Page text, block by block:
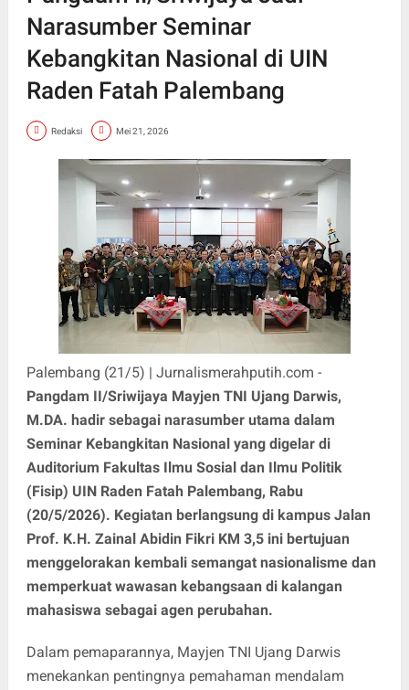
Narasumber Seminar
Kebangkitan Nasional di UIN
Raden Fatah Palembang
Redaksi Mei 21, 2026
Palembang (21/5) | Jurnalismerahputih.com -
Pangdam II/Sriwijaya Mayjen TNI Ujang Darwis,
M.DA. hadir sebagai narasumber utama dalam
Seminar Kebangkitan Nasional yang digelar di
Auditorium Fakultas Ilmu Sosial dan Ilmu Politik
(Fisip) UIN Raden Fatah Palembang, Rabu
(20/5/2026). Kegiatan berlangsung di kampus Jalan
Prof. K.H. Zainal Abidin Fikri KM 3,5 ini bertujuan
menggelorakan kembali semangat nasionalisme dan
memperkuat wawasan kebangsaan di kalangan
mahasiswa sebagai agen perubahan.
Dalam pemaparannya, Mayjen TNI Ujang Darwis
menekankan pentingnya pemahaman mendalam